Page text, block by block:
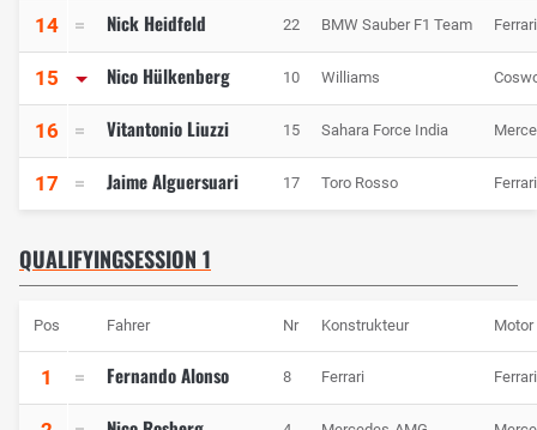
14 Nick Heidfeld 22 BMW Sauber F1 Team Ferrari
15 Nico Hülkenberg 10 Williams
16 Vitantonio Liuzzi 15 Sahara Force India
17 Jaime Alguersuari 17 Toro Rosso Ferrari
QUALIFYINGSESSION 1
Pos Fahrer Nr Konstrukteur Motor
1 Fernando Alonso 8 Ferrari Ferrari